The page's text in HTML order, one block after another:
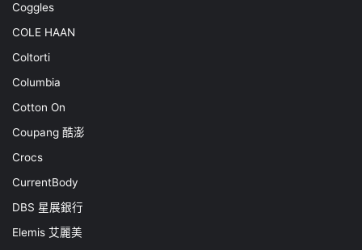
Coggles
COLE HAAN
Coltorti
Columbia
Cotton On
Coupang 酷澎
Crocs
CurrentBody
DBS 星展銀行
Elemis 艾麗美